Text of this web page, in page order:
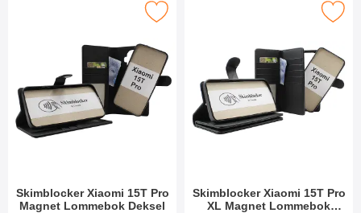
Skimblocker Xiaomi 15T Pro
Magnet Lommebok Deksel
Xiaomi 15T Pro Magnet Lommebok Deksel som
Skimblocker Xiaomi 15T Pro
XL Magnet Lommebok
Merk skimblocker Xiaomi 15T Pro XL